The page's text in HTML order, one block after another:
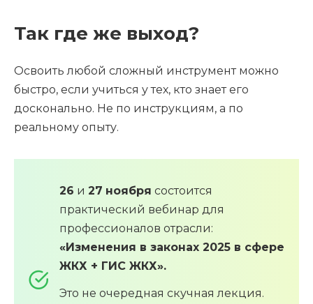
Так где же выход?
Освоить любой сложный инструмент можно
быстро, если учиться у тех, кто знает его
досконально. Не по инструкциям, а по
реальному опыту.
26 и 27 ноября состоится
практический вебинар для
профессионалов отрасли:
«Изменения в законах 2025 в сфере
ЖКХ + ГИС ЖКХ».
Это не очередная скучная лекция.